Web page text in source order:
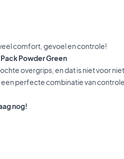
comfort, gevoel en controle!
Powder Green
overgrips, en dat is niet voor
perfecte combinatie van controle,
nog!